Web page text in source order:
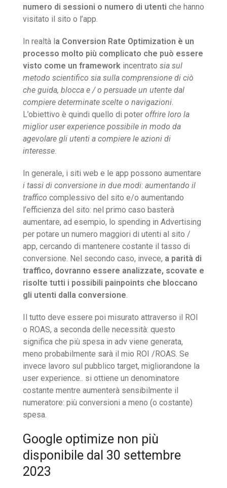
numero di sessioni o numero di utenti che hanno
visitato il sito o l’app.
In realtà la Conversion Rate Optimization è un
processo molto più complicato che può essere
visto come un framework incentrato sia sul
metodo scientifico sia sulla comprensione di ciò
che guida, blocca e / o persuade un utente dal
compiere determinate scelte o navigazioni
L’obiettivo è quindi quello di poter offrire loro la
miglior user experience possibile in modo da
agevolare gli utenti a compiere le azioni di
interesse
In generale, i siti web e le app possono aumentare
i tassi di conversione in due modi: aumentando il
traffico complessivo del sito e/o aumentando
l’efficienza del sito: nel primo caso basterà
aumentare, ad esempio, lo spending in Advertising
per potare un numero maggiori di utenti al sito /
app, cercando di mantenere costante il tasso di
conversione. Nel secondo caso, invece, a parità di
traffico, dovranno essere analizzate, scovate e
risolte tutti i possibili painpoints che bloccano
gli utenti dalla conversione
Il tutto deve essere poi misurato attraverso il ROI
o ROAS, a seconda delle necessità: questo
significa che più spesa in adv viene generata,
meno probabilmente sarà il mio ROI /ROAS. Se
invece lavoro sul pubblico target, migliorandone la
user experience.. si ottiene un denominatore
costante mentre aumenterà sensibilmente il
numeratore: più conversioni a meno (o costante)
spesa.
Google optimize non più
disponibile dal 30 settembre
2023